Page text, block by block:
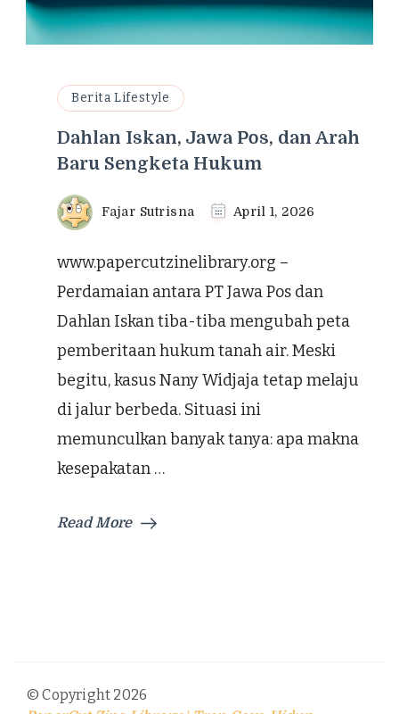
Berita Lifestyle
Dahlan Iskan, Jawa Pos, dan Arah
Baru Sengketa Hukum
Fajar Sutrisna April 1, 2026
www.papercutzinelibrary.org –
Perdamaian antara PT Jawa Pos dan
Dahlan Iskan tiba-tiba mengubah peta
pemberitaan hukum tanah air. Meski
begitu, kasus Nany Widjaja tetap melaju
di jalur berbeda. Situasi ini
memunculkan banyak tanya: apa makna
kesepakatan …
Read More
© Copyright 2026